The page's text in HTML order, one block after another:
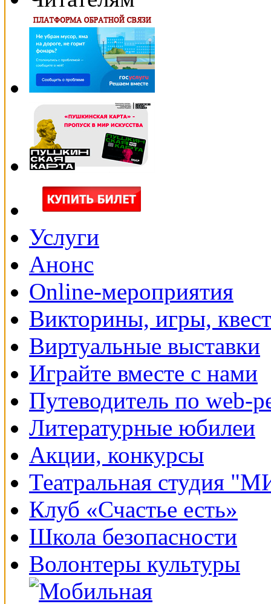
Услуги
Анонс
Online-мероприятия
Викторины, игры,
Виртуальные выставки
Играйте вместе с нами
Путеводитель по web-
Литературные юбилеи
Акции, конкурсы
Театральная студия
Клуб «Счастье есть»
Школа безопасности
Волонтеры культуры